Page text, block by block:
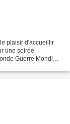
plaisir d'accueillir
une soirée
Guerre Mondiale